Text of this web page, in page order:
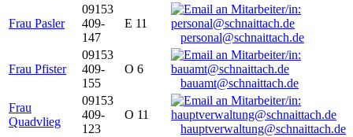
Frau Pasler
09153
409-
147
E 11
personal@schnaittach.de
Frau Pfister
09153
409-
155
O 6
bauamt@schnaittach.de
Frau
Quadvlieg
09153
409-
123
O 11
hauptverwaltung@schnaittach.de